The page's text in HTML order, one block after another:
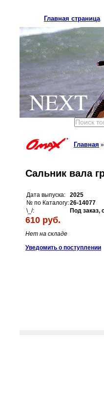
Главная страница
NEXT
Главная »
Сальник вала
Дата выпуска:
2025
№ по Каталогу:26-14077
\_/:
Под заказ,
610 руб.
Нет на складе
Уведомить о поступлении